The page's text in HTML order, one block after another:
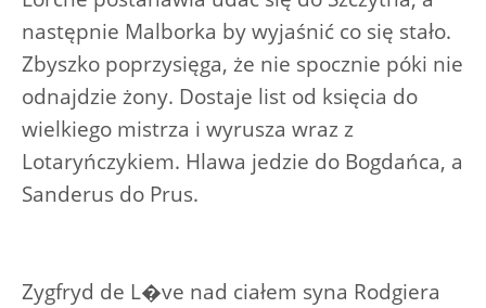
następnie Malborka by wyjaśnić co się stało.
Zbyszko poprzysięga, że nie spocznie póki nie
odnajdzie żony. Dostaje list od księcia do
wielkiego mistrza i wyrusza wraz z
Lotaryńczykiem. Hlawa jedzie do Bogdańca, a
Sanderus do Prus.
Zygfryd de L�ve nad ciałem syna Rodgiera